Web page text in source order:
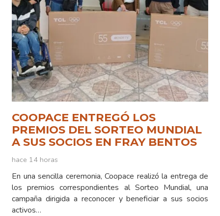
COOPACE ENTREGÓ LOS
PREMIOS DEL SORTEO MUNDIAL
A SUS SOCIOS EN FRAY BENTOS
hace 14 horas
En una sencilla ceremonia, Coopace realizó la entrega de
los premios correspondientes al Sorteo Mundial, una
campaña dirigida a reconocer y beneficiar a sus socios
activos…